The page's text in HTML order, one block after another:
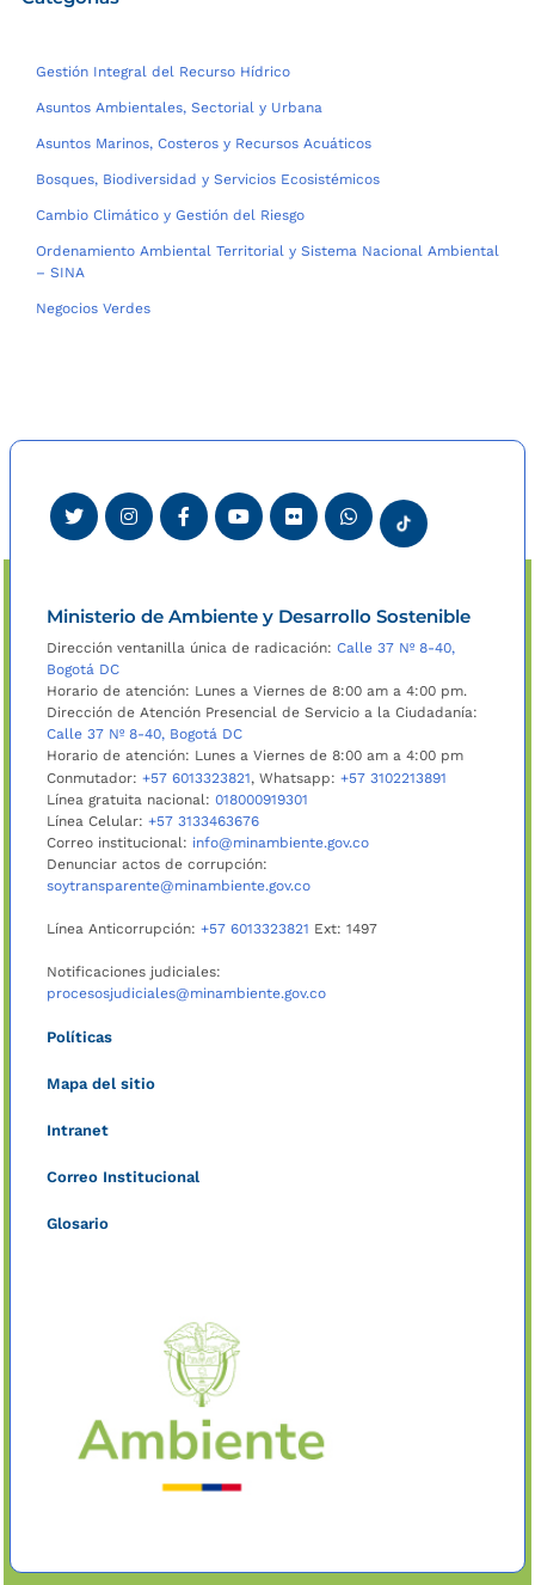
Gestión Integral del Recurso Hídrico
Asuntos Ambientales, Sectorial y Urbana
Asuntos Marinos, Costeros y Recursos Acuáticos
Bosques, Biodiversidad y Servicios Ecosistémicos
Cambio Climático y Gestión del Riesgo
Ordenamiento Ambiental Territorial y Sistema Nacional Ambiental
– SINA
Negocios Verdes
Ministerio de Ambiente y Desarrollo Sostenible
Dirección ventanilla única de radicación: Calle 37 Nº 8-40,
Bogotá DC
Horario de atención: Lunes a Viernes de 8:00 am a 4:00 pm.
Dirección de Atención Presencial de Servicio a la Ciudadanía:
Calle 37 Nº 8-40, Bogotá DC
Horario de atención: Lunes a Viernes de 8:00 am a 4:00 pm
Conmutador: +57 6013323821, Whatsapp: +57 3102213891
Línea gratuita nacional: 018000919301
Línea Celular: +57 3133463676
Correo institucional: info@minambiente.gov.co
Denunciar actos de corrupción:
soytransparente@minambiente.gov.co
Línea Anticorrupción: +57 6013323821 Ext: 1497
Notificaciones judiciales:
procesosjudiciales@minambiente.gov.co
Políticas
Mapa del sitio
Intranet
Correo Institucional
Glosario